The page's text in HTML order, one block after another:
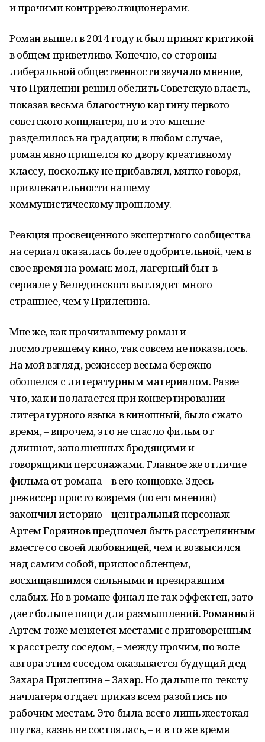
и прочими контрреволюционерами.
Роман вышел в 2014 году и был принят критикой
в общем приветливо. Конечно, со стороны
либеральной общественности звучало мнение,
что Прилепин решил обелить Советскую власть,
показав весьма благостную картину первого
советского концлагеря, но и это мнение
разделилось на градации; в любом случае,
роман явно пришелся ко двору креативному
классу, поскольку не прибавлял, мягко говоря,
привлекательности нашему
коммунистическому прошлому.
Реакция просвещенного экспертного сообщества
на сериал оказалась более одобрительной, чем в
свое время на роман: мол, лагерный быт в
сериале у Велединского выглядит много
страшнее, чем у Прилепина.
Мне же, как прочитавшему роман и
посмотревшему кино, так совсем не показалось.
На мой взгляд, режиссер весьма бережно
обошелся с литературным материалом. Разве
что, как и полагается при конвертировании
литературного языка в киношный, было сжато
время, – впрочем, это не спасло фильм от
длиннот, заполненных бродящими и
говорящими персонажами. Главное же отличие
фильма от романа – в его концовке. Здесь
режиссер просто вовремя (по его мнению)
закончил историю – центральный персонаж
Артем Горяинов предпочел быть расстрелянным
вместе со своей любовницей, чем и возвысился
над самим собой, приспособленцем,
восхищавшимся сильными и презиравшим
слабых. Но в романе финал не так эффектен, зато
дает больше пищи для размышлений. Романный
Артем тоже меняется местами с приговоренным
к расстрелу соседом, – между прочим, по воле
автора этим соседом оказывается будущий дед
Захара Прилепина – Захар. Но дальше по тексту
начлагеря отдает приказ всем разойтись по
рабочим местам. Это была всего лишь жестокая
шутка, казнь не состоялась, – и в то же время